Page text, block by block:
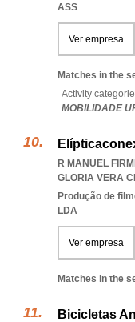
ASS
Ver empresa
Matches in the
Activity
MOBILIDADE
R MANUEL
GLORIA VERA
Produção de
LDA
Ver empresa
Matches in the
Bicicletas